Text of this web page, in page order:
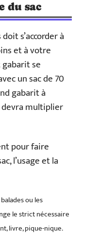
du sac
s’accorder à
et à votre
se
un sac de 70
gabarit à
devra multiplier
pour faire
l’usage et la
ou les
le strict nécessaire
livre, pique-nique.